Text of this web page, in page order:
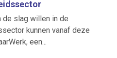
de slag willen in de
kunnen vanaf deze
een...